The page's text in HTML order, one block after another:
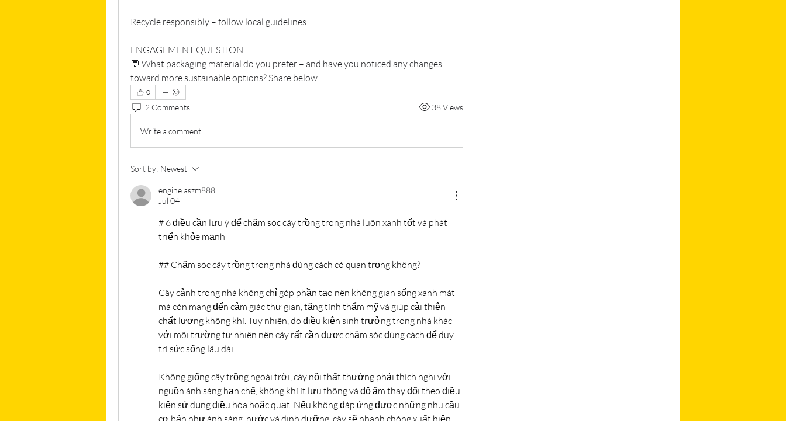
Recycle responsibly – follow local guidelines
ENGAGEMENT QUESTION
💬 What packaging material do you prefer – and have you noticed any changes
toward more sustainable options? Share below!
0
2 Comments 38 Views
Write a comment...
Sort by: Newest
engine.aszm888
Jul 04
# 6 điều cần lưu ý để chăm sóc cây trồng trong nhà luôn xanh tốt và phát
triển khỏe mạnh
## Chăm sóc cây trồng trong nhà đúng cách có quan trọng không?
Cây cảnh trong nhà không chỉ góp phần tạo nên không gian sống xanh mát
mà còn mang đến cảm giác thư giãn, tăng tính thẩm mỹ và giúp cải thiện
chất lượng không khí. Tuy nhiên, do điều kiện sinh trưởng trong nhà khác
với môi trường tự nhiên nên cây rất cần được chăm sóc đúng cách để duy
trì sức sống lâu dài.
Không giống cây trồng ngoài trời, cây nội thất thường phải thích nghi với
nguồn ánh sáng hạn chế, không khí ít lưu thông và độ ẩm thay đổi theo điều
kiện sử dụng điều hòa hoặc quạt. Nếu không đáp ứng được những nhu cầu
cơ bản như ánh sáng, nước và dinh dưỡng, cây sẽ nhanh chóng xuất hiện